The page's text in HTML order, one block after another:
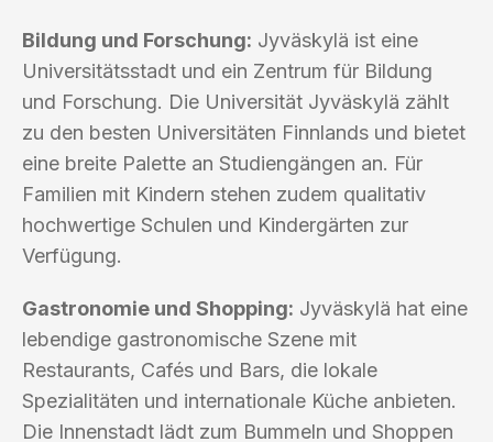
Bildung und Forschung: Jyväskylä ist eine
Universitätsstadt und ein Zentrum für Bildung
und Forschung. Die Universität Jyväskylä zählt
zu den besten Universitäten Finnlands und bietet
eine breite Palette an Studiengängen an. Für
Familien mit Kindern stehen zudem qualitativ
hochwertige Schulen und Kindergärten zur
Verfügung.
Gastronomie und Shopping: Jyväskylä hat eine
lebendige gastronomische Szene mit
Restaurants, Cafés und Bars, die lokale
Spezialitäten und internationale Küche anbieten.
Die Innenstadt lädt zum Bummeln und Shoppen